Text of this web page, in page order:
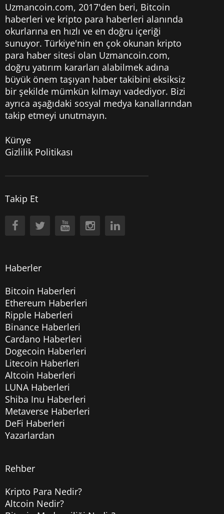
Uzmancoin.com, 2017'den beri, Bitcoin
haberleri ve kripto para haberleri alanında
okurlarına en hızlı ve en doğru içeriği
sunuyor. Türkiye'nin en çok okunan kripto
para haber sitesi olan Uzmancoin.com,
doğru yatırım kararları alabilmek adına
büyük önem taşıyan haber takibini eksiksiz
bir şekilde mümkün kılmayı vadediyor. Bizi
ayrıca aşağıdaki sosyal medya kanallarından
takip etmeyi unutmayın.
Künye
Gizlilik Politikası
Takip Et
Haberler
Bitcoin Haberleri
Ethereum Haberleri
Ripple Haberleri
Binance Haberleri
Cardano Haberleri
Dogecoin Haberleri
Litecoin Haberleri
Altcoin Haberleri
LUNA Haberleri
Shiba Inu Haberleri
Metaverse Haberleri
DeFi Haberleri
Yazarlardan
Rehber
Kripto Para Nedir?
Altcoin Nedir?